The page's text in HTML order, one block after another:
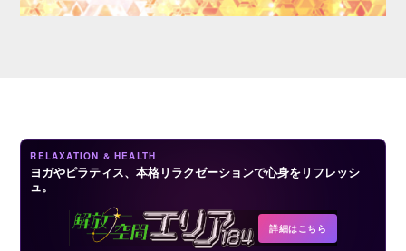
RELAXATION & HEALTH
ヨガやピラティス、本格リラクゼーションで心身をリフレッシ
ュ。
詳細はこちら